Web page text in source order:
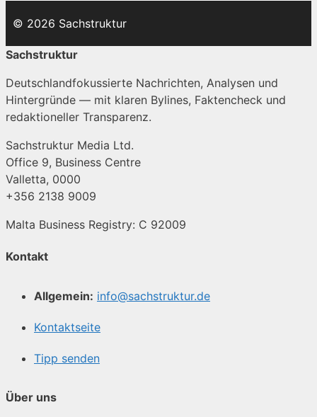
© 2026 Sachstruktur
Sachstruktur
Deutschlandfokussierte Nachrichten, Analysen und
Hintergründe — mit klaren Bylines, Faktencheck und
redaktioneller Transparenz.
Sachstruktur Media Ltd.
Office 9, Business Centre
Valletta, 0000
+356 2138 9009
Malta Business Registry: C 92009
Kontakt
Allgemein: info@sachstruktur.de
Kontaktseite
Tipp senden
Über uns